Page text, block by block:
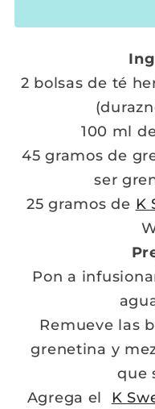
2 bolsas de té
100 ml
45 gramos de
ser
25 gramos de K
Pon a
Remueve las
grenetina y
que
Agrega el
K